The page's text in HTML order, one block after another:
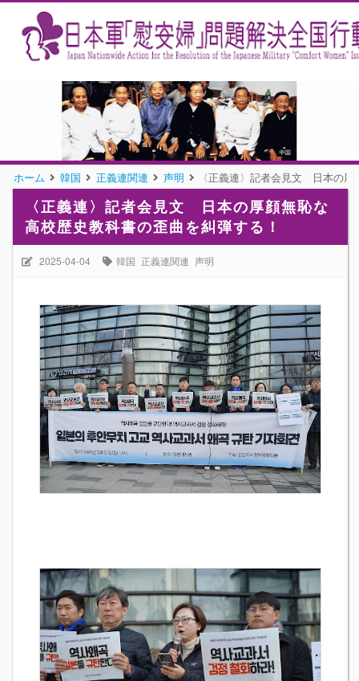
ホーム 韓国 正義連関連 声明 〈正義連〉記者会見文 日本の
〈正義連〉記者会見文 日本の厚顔無恥な
高校歴史教科書の歪曲を糾弾する！
2025-04-04 韓国 正義連関連 声明